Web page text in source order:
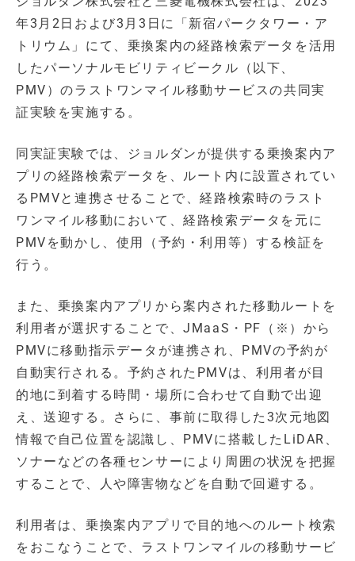
年3月2日および3月3日に「新宿パークタワー・ア
トリウム」にて、乗換案内の経路検索データを活用
したパーソナルモビリティビークル（以下、
PMV）のラストワンマイル移動サービスの共同実
証実験を実施する。
同実証実験では、ジョルダンが提供する乗換案内ア
プリの経路検索データを、ルート内に設置されてい
るPMVと連携させることで、経路検索時のラスト
ワンマイル移動において、経路検索データを元に
PMVを動かし、使用（予約・利用等）する検証を
行う。
また、乗換案内アプリから案内された移動ルートを
利用者が選択することで、JMaaS・PF（※）から
PMVに移動指示データが連携され、PMVの予約が
自動実行される。予約されたPMVは、利用者が目
的地に到着する時間・場所に合わせて自動で出迎
え、送迎する。さらに、事前に取得した3次元地図
情報で自己位置を認識し、PMVに搭載したLiDAR、
ソナーなどの各種センサーにより周囲の状況を把握
することで、人や障害物などを自動で回避する。
利用者は、乗換案内アプリで目的地へのルート検索
をおこなうことで、ラストワンマイルの移動サービ